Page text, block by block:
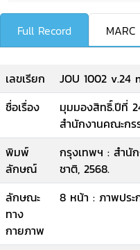
Full Record MARC
เลขเรียก
JOU 1002 v.24
ชื่อเรื่อง
มุมมองสิทธิ์.ปีที่
สำนักงานคณะก
พิมพ์
ลักษณ์
กรุงเทพฯ : สำนั
ชาติ, 2568.
ลักษณะ
ทาง
กายภาพ
8 หน้า : ภาพปร